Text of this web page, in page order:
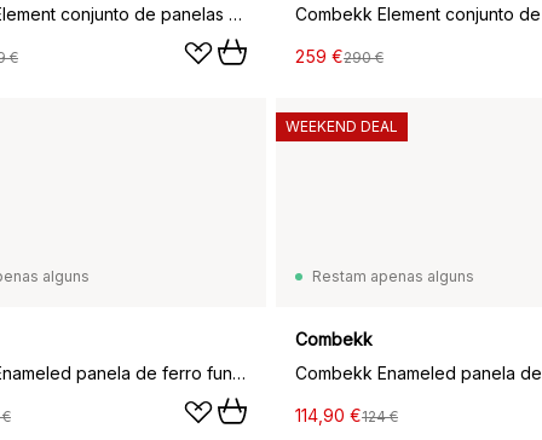
Combekk Element conjunto de panelas e frigideiras 4 peças, Bordô
€ 259 €290 €
alguns
Combekk Enameled panela de ferro fundido com tampa Ø24 cm, Preto
€
Restam apenas alguns
Combekk
114,90 €124 €
WEEKEND DEAL